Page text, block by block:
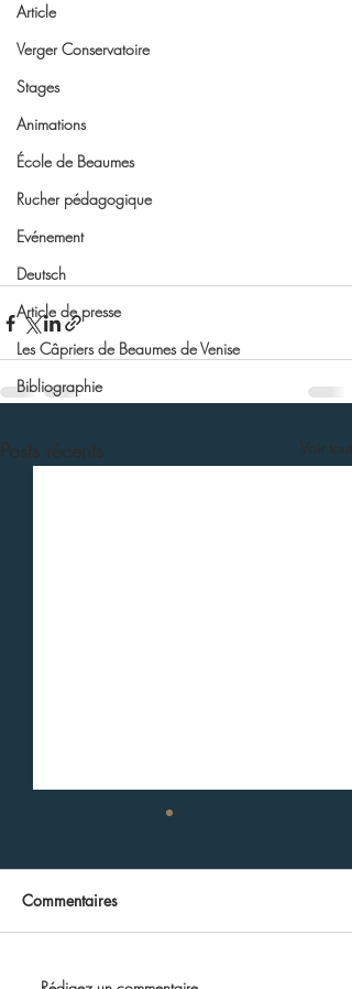
Article
Verger Conservatoire
Stages
Animations
École de Beaumes
Rucher pédagogique
Evénement
Deutsch
Article de presse
Les Câpriers de Beaumes de Venise
Bibliographie
Posts récents Voir tout
Commentaires